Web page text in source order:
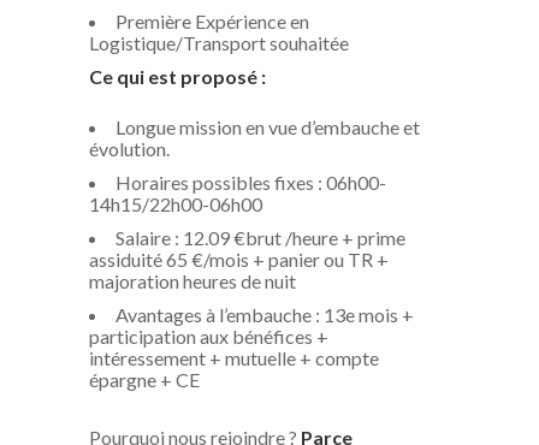
Première Expérience en
Logistique/Transport souhaitée
Ce qui est proposé :
Longue mission en vue d’embauche et
évolution.
Horaires possibles fixes : 06h00-
14h15/22h00-06h00
Salaire : 12.09 €brut /heure + prime
assiduité 65 €/mois + panier ou TR +
majoration heures de nuit
Avantages à l’embauche : 13e mois +
participation aux bénéfices +
intéressement + mutuelle + compte
épargne + CE
Pourquoi nous rejoindre ? Parce